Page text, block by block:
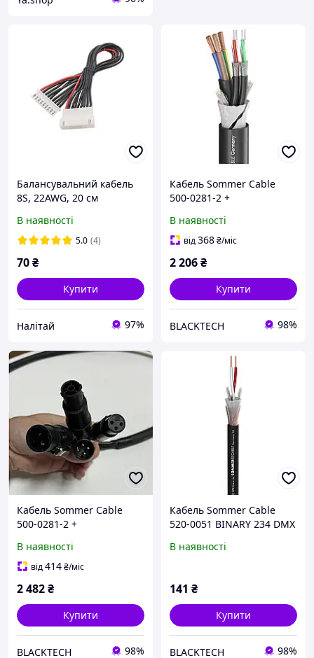
Балансувальний кабель
8S, 22AWG, 20 см
В наявності
5.0 (4)
70₴
Купити
Налітай 97%
Кабель Sommer Cable
500-0281-2 +
Чорний
В наявності
від368₴/міс
2 206₴
Купити
BLACKTECH 98%
Кабель Sommer Cable
500-0281-2 +
65 Чорний
В наявності
від414₴/міс
2 482₴
Купити
BLACKTECH 98%
Кабель Sommer Cable
520-0051 BINARY 234 DMX
В наявності
141 ₴
Купити
BLACKTECH 98%